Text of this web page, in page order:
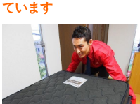
ています